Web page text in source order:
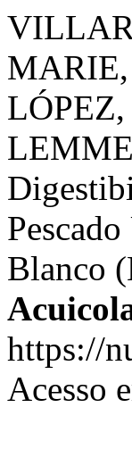
Blanco
https://
Acesso